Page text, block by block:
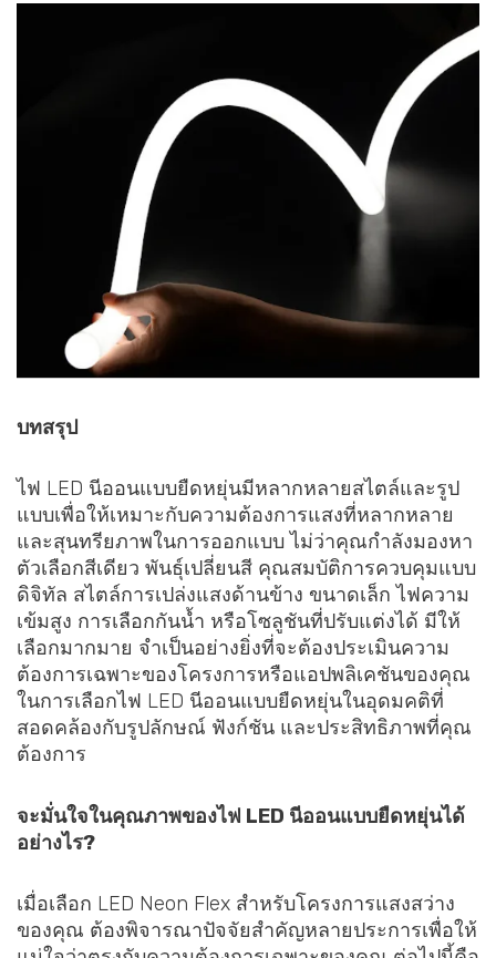
บทสรุป
ไฟ LED นีออนแบบยืดหยุ่นมีหลากหลายสไตล์และรูป
แบบเพื่อให้เหมาะกับความต้องการแสงที่หลากหลาย
และสุนทรียภาพในการออกแบบ ไม่ว่าคุณกำลังมองหา
ตัวเลือกสีเดียว พันธุ์เปลี่ยนสี คุณสมบัติการควบคุมแบบ
ดิจิทัล สไตล์การเปล่งแสงด้านข้าง ขนาดเล็ก ไฟความ
เข้มสูง การเลือกกันน้ำ หรือโซลูชันที่ปรับแต่งได้ มีให้
เลือกมากมาย จำเป็นอย่างยิ่งที่จะต้องประเมินความ
ต้องการเฉพาะของโครงการหรือแอปพลิเคชันของคุณ
ในการเลือกไฟ LED นีออนแบบยืดหยุ่นในอุดมคติที่
สอดคล้องกับรูปลักษณ์ ฟังก์ชัน และประสิทธิภาพที่คุณ
ต้องการ
จะมั่นใจในคุณภาพของไฟ LED นีออนแบบยืดหยุ่นได้
อย่างไร?
เมื่อเลือก LED Neon Flex สำหรับโครงการแสงสว่าง
ของคุณ ต้องพิจารณาปัจจัยสำคัญหลายประการเพื่อให้